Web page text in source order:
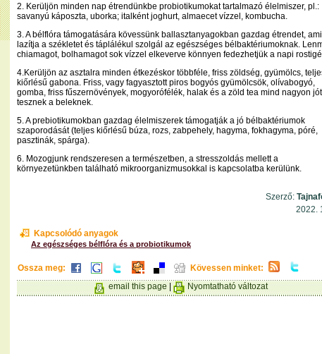
2. Kerüljön minden nap étrendünkbe probiotikumokat tartalmazó élelmiszer, pl.:
savanyú káposzta, uborka; italként joghurt, almaecet vízzel, kombucha.
3. A bélflóra támogatására kövessünk ballasztanyagokban gazdag étrendet, ami
lazítja a székletet és táplálékul szolgál az egészséges bélbaktériumoknak.
chiamagot, bolhamagot sok vízzel elkeverve könnyen fedezhetjük a napi
4.Kerüljön az asztalra minden étkezéskor többféle, friss zöldség, gyümölcs,
kiőrlésű gabona. Friss, vagy fagyasztott piros bogyós gyümölcsök, olívabogyó,
gomba, friss fűszernövények, mogyorófélék, halak és a zöld tea mind nagyon jót
tesznek a beleknek.
5. A prebiotikumokban gazdag élelmiszerek támogatják a jó bélbaktériumok
szaporodását (teljes kiőrlésű búza, rozs, zabpehely, hagyma, fokhagyma, póré,
pasztinák, spárga).
6. Mozogjunk rendszeresen a természetben, a stresszoldás mellett a
környezetünkben található mikroorganizmusokkal is kapcsolatba kerülünk.
Szerző:
2022.
Kapcsolódó anyagok
Az egészséges bélflóra és a probiotikumok
Ossza meg:
Kövessen minket:
email this page
Nyomtatható változat